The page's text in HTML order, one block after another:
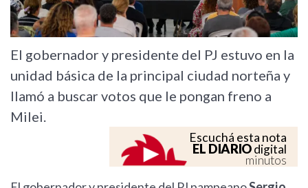
El gobernador y presidente del PJ estuvo en la
unidad básica de la principal ciudad norteña y
llamó a buscar votos que le pongan freno a
Milei.
Escuchá esta nota
EL DIARIOdigital
minutos